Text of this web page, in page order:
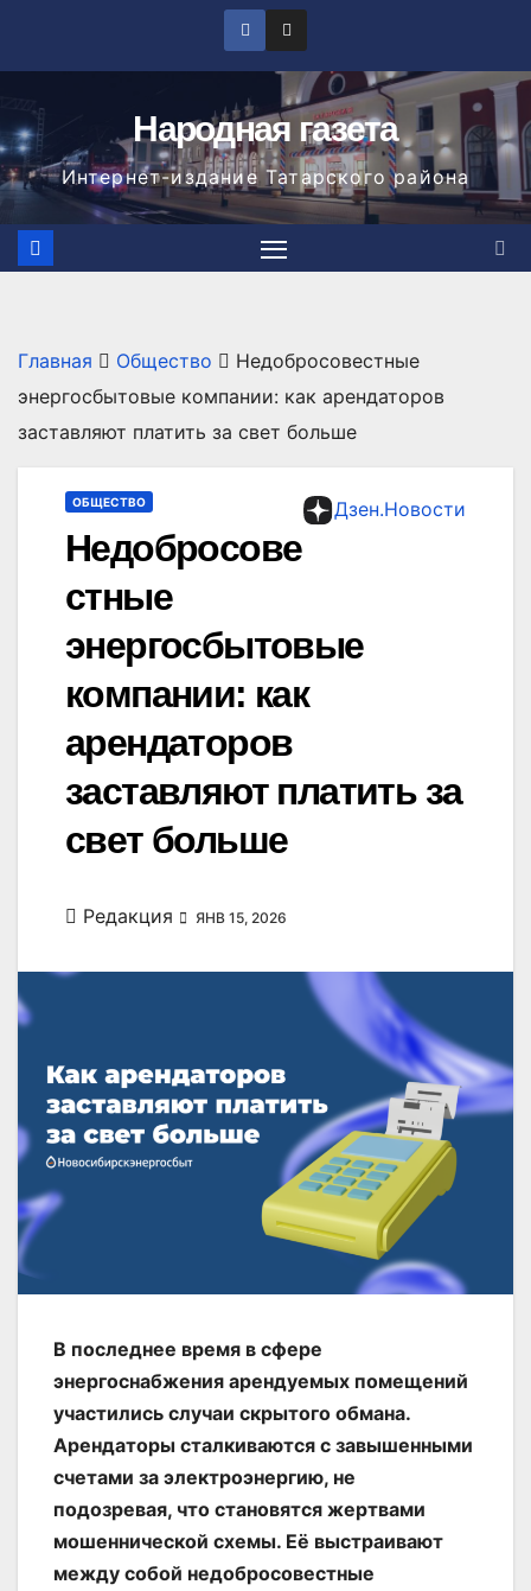
Народная газета
Интернет-издание Татарского района
Главная Общество
Недобросовестные
энергосбытовые компании: как арендаторов
заставляют платить за свет больше
Дзен.Новости
ОБЩЕСТВО
Недобросове
стные
энергосбытовые
компании: как
арендаторов
заставляют платить за
свет больше
Редакция ЯНВ 15, 2026
В последнее время в сфере
энергоснабжения арендуемых помещений
участились случаи скрытого обмана.
Арендаторы сталкиваются с завышенными
счетами за электроэнергию, не
подозревая, что становятся жертвами
мошеннической схемы. Её выстраивают
между собой недобросовестные